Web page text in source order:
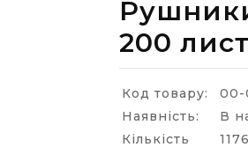
200
Код товару:
00-
Наявність:
В
Кількість